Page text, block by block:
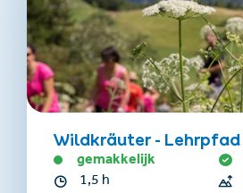
Wildkräuter - Lehrpfad
gemakkelijk
1,5 h